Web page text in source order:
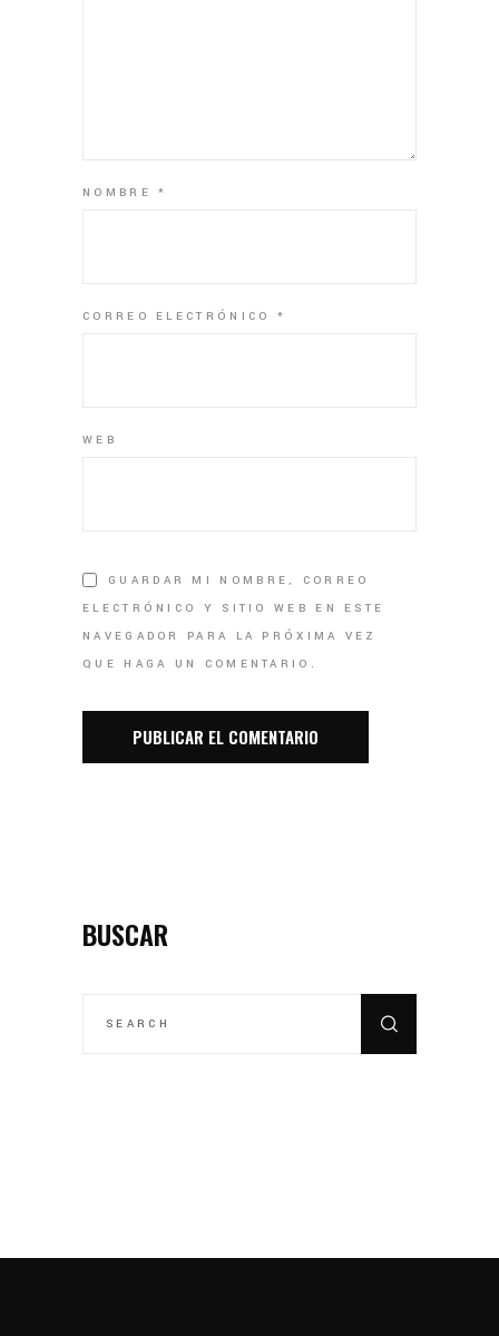
NOMBRE*
CORREO ELECTRÓNICO *
WEB
GUARDAR MI NOMBRE, CORREO
ELECTRÓNICO Y SITIO WEB EN ESTE
NAVEGADOR PARA LA PRÓXIMA VEZ
QUE HAGA UN COMENTARIO.
BUSCAR